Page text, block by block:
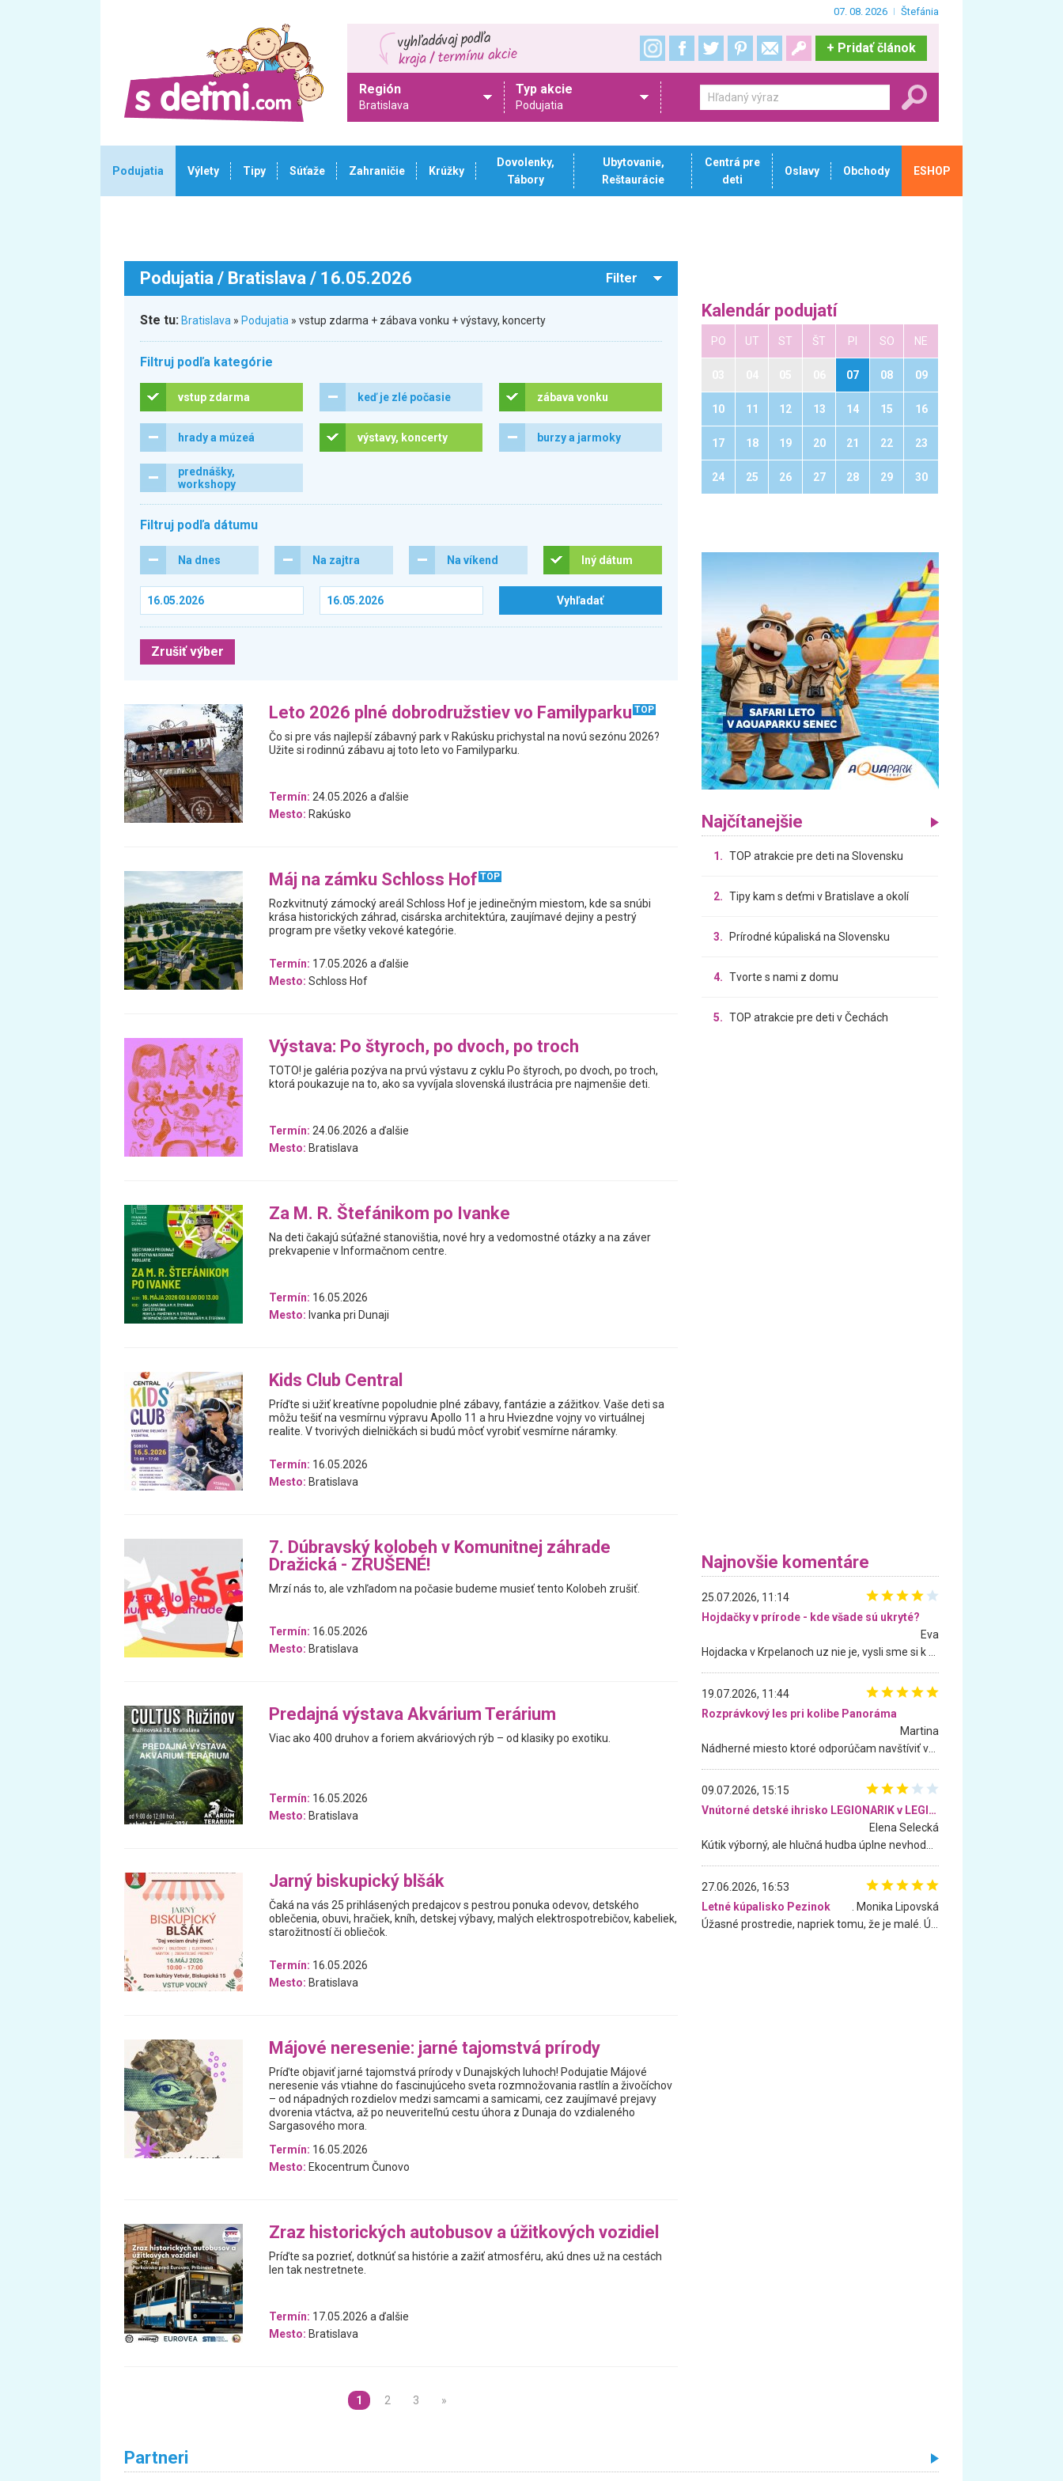
07. 08. 2026 Štefánia
+ Pridať článok
Región
Bratislava
Typ akcie
Podujatia
Podujatia Výlety Tipy Súťaže Zahraničie Krúžky
Dovolenky,
Tábory
Ubytovanie,
Reštaurácie
Centrá pre
deti
Oslavy Obchody ESHOP
Podujatia / Bratislava / 16.05.2026 Filter
Ste tu: Bratislava » Podujatia » vstup zdarma + zábava vonku + výstavy, koncerty
Filtruj podľa kategórie
vstup zdarma keď je zlé počasie zábava vonku
hrady a múzeá výstavy, koncerty burzy a jarmoky
prednášky,
workshopy
Filtruj podľa dátumu
Na dnes Na zajtra Na víkend Iný dátum
Zrušiť výber
Leto 2026 plné dobrodružstiev vo Familyparku TOP
Čo si pre vás najlepší zábavný park v Rakúsku prichystal na novú sezónu 2026?
Užite si rodinnú zábavu aj toto leto vo Familyparku.
Termín: 24.05.2026 a ďalšie
Mesto: Rakúsko
Máj na zámku Schloss Hof TOP
Rozkvitnutý zámocký areál Schloss Hof je jedinečným miestom, kde sa snúbi
krása historických záhrad, cisárska architektúra, zaujímavé dejiny a pestrý
program pre všetky vekové kategórie.
Termín: 17.05.2026 a ďalšie
Mesto: Schloss Hof
Výstava: Po štyroch, po dvoch, po troch
TOTO! je galéria pozýva na prvú výstavu z cyklu Po štyroch, po dvoch, po troch,
ktorá poukazuje na to, ako sa vyvíjala slovenská ilustrácia pre najmenšie deti.
Termín: 24.06.2026 a ďalšie
Mesto: Bratislava
Za M. R. Štefánikom po Ivanke
Na deti čakajú súťažné stanovištia, nové hry a vedomostné otázky a na záver
prekvapenie v Informačnom centre.
Termín: 16.05.2026
Mesto: Ivanka pri Dunaji
Kids Club Central
Príďte si užiť kreatívne popoludnie plné zábavy, fantázie a zážitkov. Vaše deti sa
môžu tešiť na vesmírnu výpravu Apollo 11 a hru Hviezdne vojny vo virtuálnej
realite. V tvorivých dielničkách si budú môcť vyrobiť vesmírne náramky.
Termín: 16.05.2026
Mesto: Bratislava
7. Dúbravský kolobeh v Komunitnej záhrade
Dražická - ZRUŠENÉ!
Mrzí nás to, ale vzhľadom na počasie budeme musieť tento Kolobeh zrušiť.
Termín: 16.05.2026
Mesto: Bratislava
Predajná výstava Akvárium Terárium
Viac ako 400 druhov a foriem akváriových rýb – od klasiky po exotiku.
Termín: 16.05.2026
Mesto: Bratislava
Jarný biskupický blšák
Čaká na vás 25 prihlásených predajcov s pestrou ponuka odevov, detského
oblečenia, obuvi, hračiek, kníh, detskej výbavy, malých elektrospotrebičov, kabeliek,
starožitností či obliečok.
Termín: 16.05.2026
Mesto: Bratislava
Májové neresenie: jarné tajomstvá prírody
Príďte objaviť jarné tajomstvá prírody v Dunajských luhoch! Podujatie Májové
neresenie vás vtiahne do fascinujúceho sveta rozmnožovania rastlín a živočíchov
– od nápadných rozdielov medzi samcami a samicami, cez zaujímavé prejavy
dvorenia vtáctva, až po neuveriteľnú cestu úhora z Dunaja do vzdialeného
Sargasového mora.
Termín: 16.05.2026
Mesto: Ekocentrum Čunovo
Zraz historických autobusov a úžitkových vozidiel
Príďte sa pozrieť, dotknúť sa histórie a zažiť atmosféru, akú dnes už na cestách
len tak nestretnete.
Termín: 17.05.2026 a ďalšie
Mesto: Bratislava
1 2 3 »
Kalendár podujatí
PO UT ST ŠT PI SO NE
07 08 09
10 11 12 13 14 15 16
17 18 19 20 21 22 23
24 25 26 27 28 29 30
Najčítanejšie
1. TOP atrakcie pre deti na Slovensku
2. Tipy kam s deťmi v Bratislave a okolí
3. Prírodné kúpaliská na Slovensku
4. Tvorte s nami z domu
5. TOP atrakcie pre deti v Čechách
Najnovšie komentáre
25.07.2026, 11:14
Hojdačky v prírode - kde všade sú ukryté?
Eva
19.07.2026, 11:44
Rozprávkový les pri kolibe Panoráma
Martina
09.07.2026, 15:15
Vnútorné detské ihrisko LEGIONARIK v LEGIA Fitness
Elena Selecká
27.06.2026, 16:53
Letné kúpalisko Pezinok
. Monika Lipovská
Partneri